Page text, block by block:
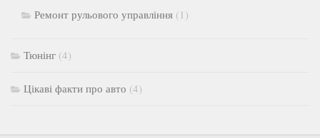
Ремонт рульового управління (1)
Тюнінг (4)
Цікаві факти про авто (4)